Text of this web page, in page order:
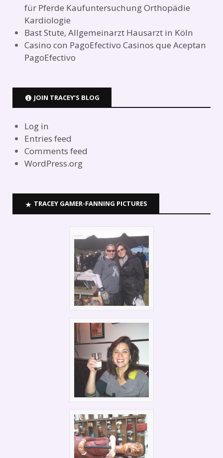
für Pferde Kaufuntersuchung Orthopädie
Kardiologie
Bast Stute, Allgemeinarzt Hausarzt in Köln
Casino con PagoEfectivo Casinos que Aceptan
PagoEfectivo
JOIN TRACEY’S BLOG
Log in
Entries feed
Comments feed
WordPress.org
TRACEY GAMER-FANNING PICTURES